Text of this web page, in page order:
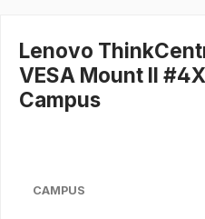
Lenovo
VESA Mount II
Campus
CAMPUS